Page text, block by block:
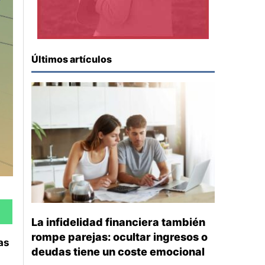
Últimos artículos
La infidelidad financiera también
rompe parejas: ocultar ingresos o
deudas tiene un coste emocional